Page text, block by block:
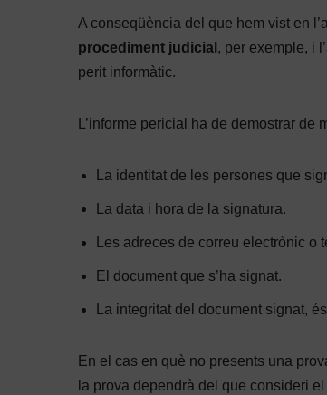
A conseqüència del que hem vist en
procediment judicial , per exemple, i
perit informàtic.
L’informe pericial ha de demostrar de
La identitat de les persones que
La data i hora de la signatura.
Les adreces de correu electrònic
El document que s’ha signat.
La integritat del document signat,
En el cas en què no presents una
la prova dependrà del que consideri